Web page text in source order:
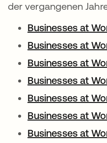
der vergangenen
Businesses at
Businesses at
Businesses at
Businesses at
Businesses at
Businesses at
Businesses at